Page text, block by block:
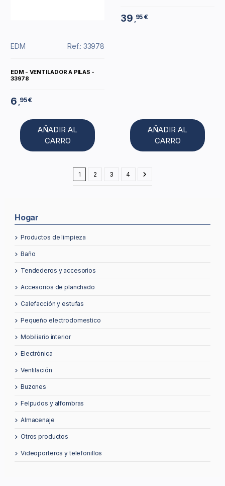
EDM Ref.: 33978
EDM - VENTILADOR A PILAS -
33978
6 95 €
AÑADIR AL
CARRO
39 ,95 €
AÑADIR AL
CARRO
1 2 3 4
Hogar
productos de limpieza
baño
tendederos y accesorios
accesorios de planchado
calefacción y estufas
pequeño electrodomestico
mobiliario interior
electrónica
ventilación
buzones
felpudos y alfombras
almacenaje
otros productos
videoporteros y telefonillos